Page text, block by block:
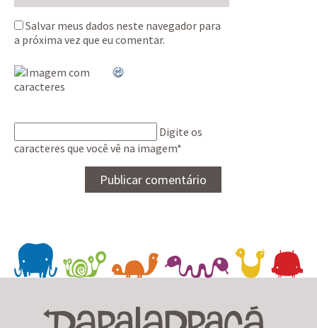
Salvar meus dados neste navegador para
a próxima vez que eu comentar.
Digite os
caracteres que você vê na imagem*